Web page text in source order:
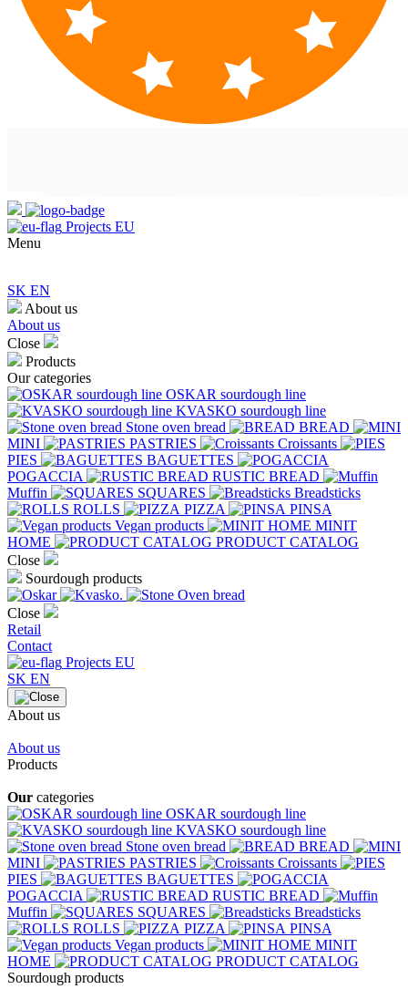
Projects EU
Menu
SK EN
About us
About us
Close
Products
Our categories
OSKAR sourdough line
KVASKO sourdough line
Stone oven bread
BREAD
MINI
PASTRIES
Croissants
PIES
BAGUETTES
POGACCIA
RUSTIC BREAD
Muffin
SQUARES
Breadsticks
ROLLS
PIZZA
PINSA
Vegan products
MINIT
HOME
PRODUCT CATALOG
Close
Sourdough products
Close
Retail
Contact
Projects EU
SK EN
About us
About us
Products
Our categories
OSKAR sourdough line
KVASKO sourdough line
Stone oven bread
BREAD
MINI
PASTRIES
Croissants
PIES
BAGUETTES
POGACCIA
RUSTIC BREAD
Muffin
SQUARES
Breadsticks
ROLLS
PIZZA
PINSA
Vegan products
MINIT
HOME
PRODUCT CATALOG
Sourdough products